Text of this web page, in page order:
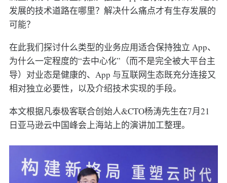
发展的技术道路在哪里？解决什么痛点才有生存发展的
可能？
在此我们探讨什么类型的业务应用适合保持独立 App、
为什么一定程度的“去中心化”（而不是完全被大平台主
导）对业态是健康的、App 与互联网生态既充分连接又
相对独立必要性，以及介绍技术实现的手段。
本文根据凡泰极客联合创始人&CTO杨涛先生在7月21
日亚马逊云中国峰会上海站上的演讲加工整理。